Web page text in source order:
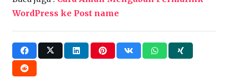
WordPress ke Post name